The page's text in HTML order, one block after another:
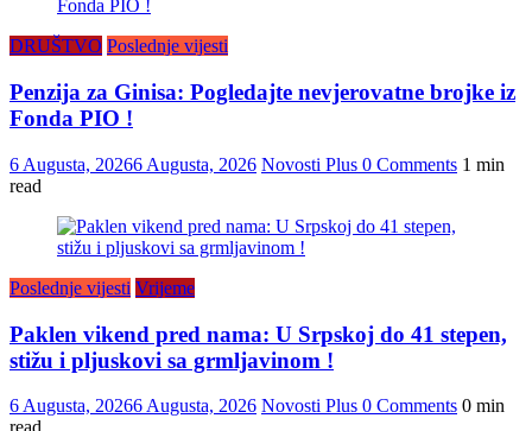
DRUŠTVO Poslednje vijesti
Penzija za Ginisa: Pogledajte nevjerovatne brojke iz
Fonda PIO !
6 Augusta, 20266 Augusta, 2026 Novosti Plus 0 Comments 1 min
read
Poslednje vijesti Vrijeme
Paklen vikend pred nama: U Srpskoj do 41 stepen,
stižu i pljuskovi sa grmljavinom !
6 Augusta, 20266 Augusta, 2026 Novosti Plus 0 Comments 0 min